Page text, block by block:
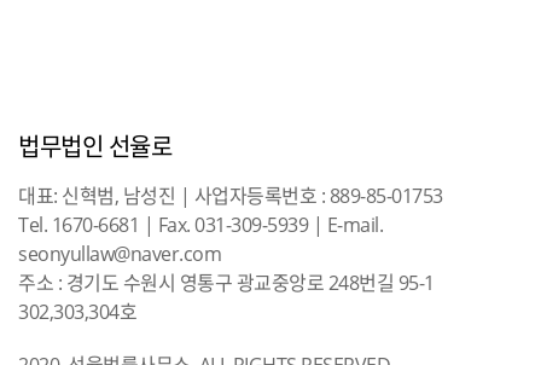
법무법인 선율로
대표: 신혁범, 남성진 | 사업자등록번호 : 889-85-01753
Tel. 1670-6681 | Fax. 031-309-5939 | E-mail.
seonyullaw@naver.com
주소 : 경기도 수원시 영통구 광교중앙로 248번길 95-1
302,303,304호